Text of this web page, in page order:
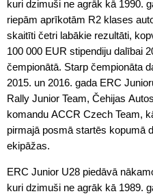
kuri dzimuši ne agrāk kā 1990.
riepām aprīkotām R2 klases
skaitīti četri labākie rezultāti,
100 000 EUR stipendiju dalībai
čempionātā. Starp čempionāta
2015. un 2016. gada ERC
Rally Junior Team, Čehijas
komandu ACCR Czech Team,
pirmajā posmā startēs kopumā
ekipāžas.
ERC Junior U28 piedāvā
kuri dzimuši ne agrāk kā 1989.